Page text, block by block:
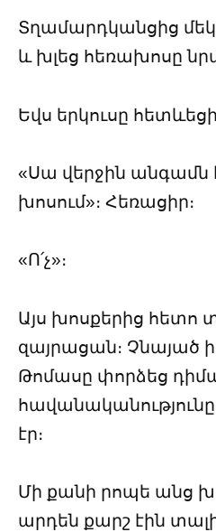
Տղամարդկանցից
և խլեց հեռախոսը
Եվս երկուսը
«Սա վերջին անգամն
խոսում»։ Հեռացիր։
«Ո՛չ»։
Այս խոսքերից հետո
զայրացան։ Չնայած
Թոմասը փորձեց
էր։
Մի քանի րոպե անց
արդեն քարշ էին